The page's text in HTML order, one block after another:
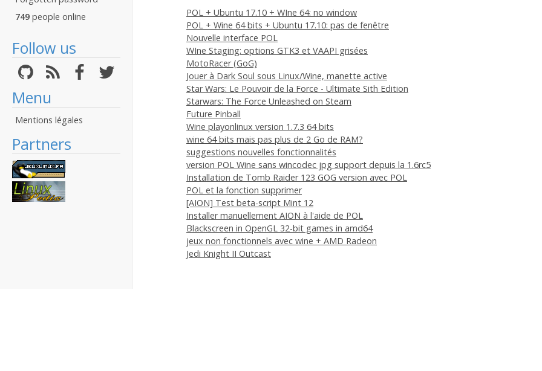
749 people online
Follow us
Menu
Mentions légales
Partners
POL + Ubuntu 17.10 + WIne 64: no window
POL + Wine 64 bits + Ubuntu 17.10: pas de fenêtre
Nouvelle interface POL
WIne Staging: options GTK3 et VAAPI grisées
MotoRacer (GoG)
Jouer à Dark Soul sous Linux/Wine, manette active
Star Wars: Le Pouvoir de la Force - Ultimate Sith Edition
Starwars: The Force Unleashed on Steam
Future Pinball
Wine playonlinux version 1.7.3 64 bits
wine 64 bits mais pas plus de 2 Go de RAM?
suggestions nouvelles fonctionnalités
version POL Wine sans wincodec jpg support depuis la 1.6rc5
Installation de Tomb Raider 123 GOG version avec POL
POL et la fonction supprimer
[AION] Test beta-script Mint 12
Installer manuellement AION à l'aide de POL
Blackscreen in OpenGL 32-bit games in amd64
jeux non fonctionnels avec wine + AMD Radeon
Jedi Knight II Outcast